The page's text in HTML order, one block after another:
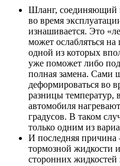
Шланг, соединяющий
во время
изнашивается. Это
может ослабляться
одной из которых
уже поможет либо
полная замена. Сами
деформироваться во
разницы температур,
автомобиля
градусов. В таком
только одним из
И последняя причина
тормозной жидкости
сторонних